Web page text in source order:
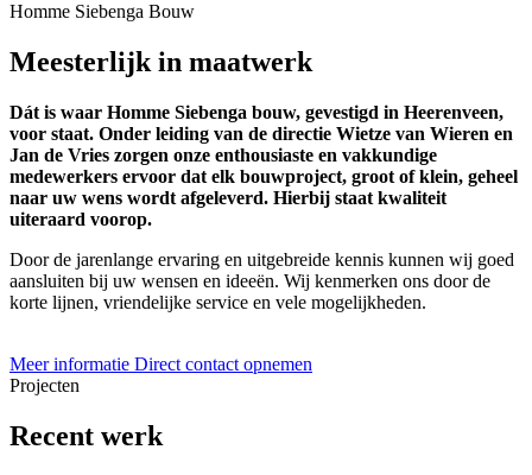
Homme Siebenga Bouw
Meesterlijk in maatwerk
Dát is waar Homme Siebenga bouw, gevestigd in Heerenveen,
voor staat. Onder leiding van de directie Wietze van Wieren en
Jan de Vries zorgen onze enthousiaste en vakkundige
medewerkers ervoor dat elk bouwproject, groot of klein, geheel
naar uw wens wordt afgeleverd. Hierbij staat kwaliteit
uiteraard voorop.
Door de jarenlange ervaring en uitgebreide kennis kunnen wij goed
aansluiten bij uw wensen en ideeën. Wij kenmerken ons door de
korte lijnen, vriendelijke service en vele mogelijkheden.
Meer informatie Direct contact opnemen
Projecten
Recent werk